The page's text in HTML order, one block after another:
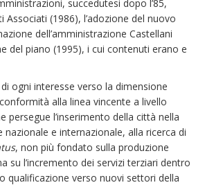
succedutesi dopo l’85,
Associati (1986), l’adozione del nuovo
dell’amministrazione Castellani
del piano (1995), i cui contenuti erano e
ogni interesse verso la dimensione
alla linea vincente a livello
persegue l’inserimento della città nella
nazionale e internazionale, alla ricerca di
, non più fondato sulla produzione
su l’incremento dei servizi terziari dentro
qualificazione verso nuovi settori della